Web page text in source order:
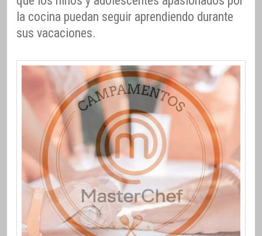
la cocina puedan seguir aprendiendo durante
sus vacaciones.